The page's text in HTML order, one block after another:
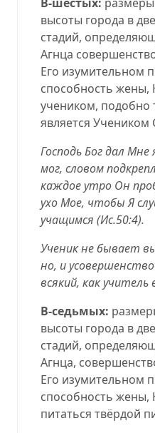
высоты города в
стадий,
Агнца
Его изумительном
способность жены,
учеником, подобно
является Учеником
Господь Бог дал
мог, словом
каждое утро Он
ухо Мое, чтобы Я
учащимся (Ис.50:4).
Ученик не бывает
но, и
всякий, как учитель
В-седьмых:
высоты города в
стадий,
Агнца,
Его изумительном
способность жены,
питаться твёрдой